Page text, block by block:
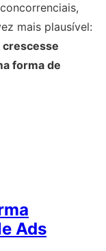
mais plausível:
crescesse
forma de
Ads